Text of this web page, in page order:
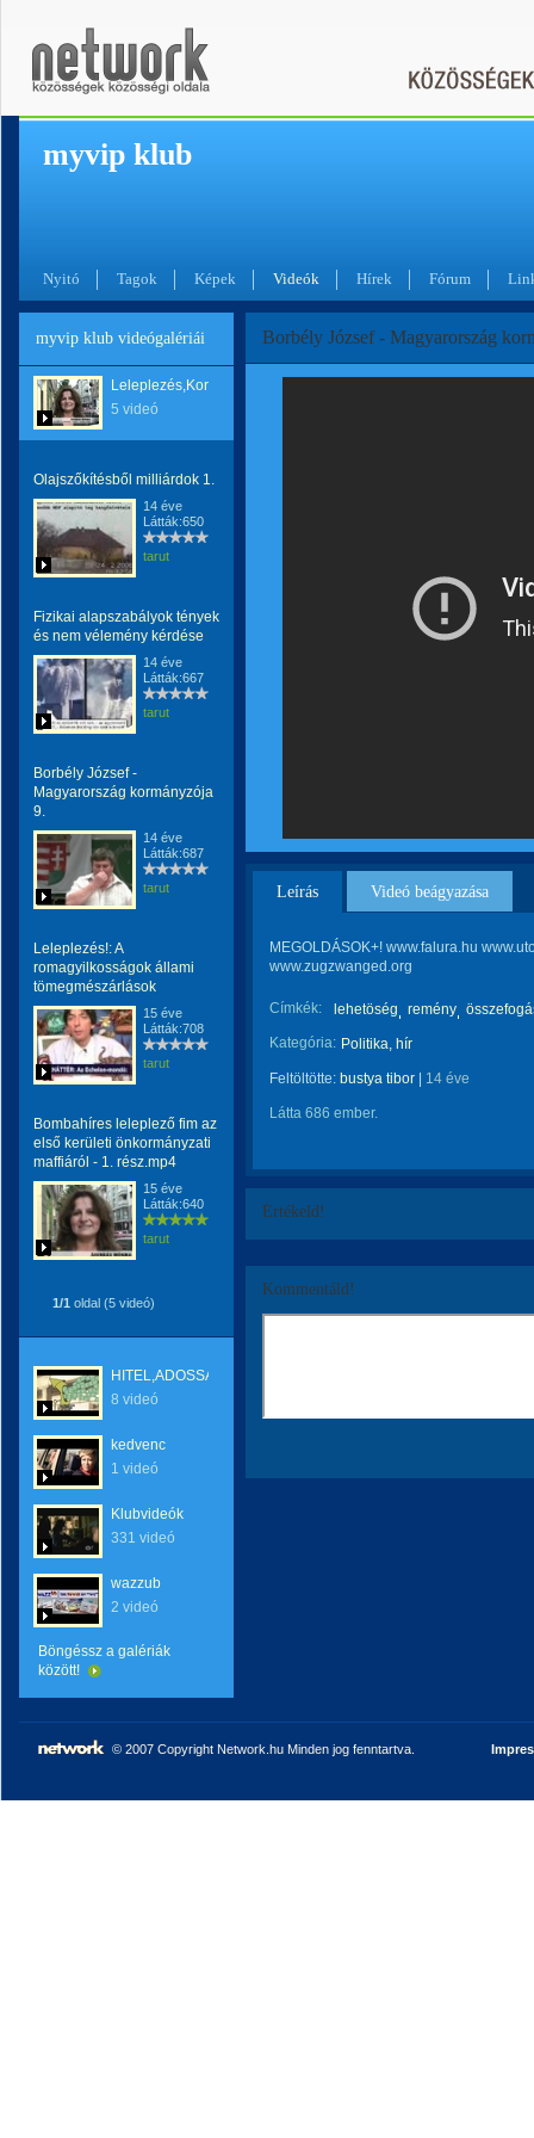
myvip klub
Nyitó Tagok Képek Videók Hírek Fórum
myvip klub videógalériái
Leleplezés,Korrupció!
5 videó
Olajszőkítésből milliárdok 1.
14 éve
Látták:650
tarut
Fizikai alapszabályok tények
és nem vélemény kérdése
14 éve
Látták:667
tarut
Borbély József -
Magyarország kormányzója
9.
14 éve
Látták:687
tarut
Leleplezés!: A
romagyilkosságok állami
tömegmészárlások
15 éve
Látták:708
tarut
Bombahíres leleplező fim az
első kerületi önkormányzati
maffiáról - 1. rész.mp4
15 éve
Látták:640
tarut
1/1 oldal (5 videó)
HITEL,ADOSSÁG
8 videó
kedvenc
1 videó
Klubvideók
331 videó
wazzub
2 videó
Böngéssz a galériák
között!
Borbély József - Magyarország
Leírás Videó beágyazása
MEGOLDÁSOK+! www.falura.hu
www.zugzwanged.org
Címkék: lehetöség remény
Kategória: Politika, hír
Feltöltötte: bustya tibor 14 éve
Látta 686 ember.
Értékeld!
Kommentáld!
© 2007 Copyright Network.hu Minden jog fenntartva.